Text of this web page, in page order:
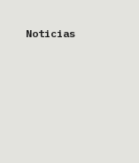
Noticias